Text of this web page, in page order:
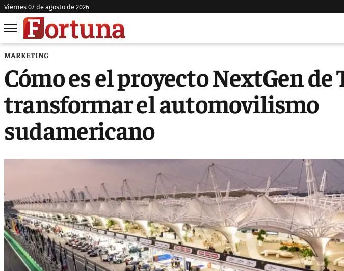
viernes 07 de agosto de 2026
MARKETING
Cómo es el proyecto NextGen de
transformar el automovilismo
sudamericano